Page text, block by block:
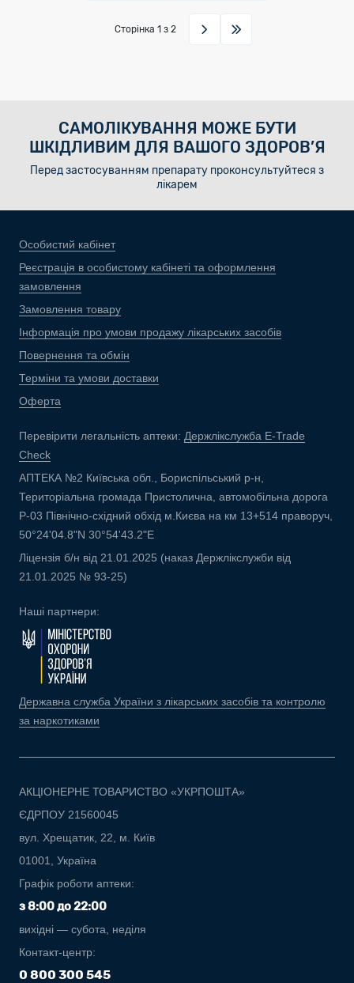
Сторінка 1 з 2
САМОЛІКУВАННЯ МОЖЕ БУТИ
ШКІДЛИВИМ ДЛЯ ВАШОГО ЗДОРОВ’Я
Перед застосуванням препарату проконсультуйтеся з
лікарем
Особистий кабінет
Реєстрація в особистому кабінеті та оформлення
замовлення
Замовлення товару
Інформація про умови продажу лікарських засобів
Повернення та обмін
Терміни та умови доставки
Оферта
Перевірити легальність аптеки: Держлікслужба E-Trade
Check
АПТЕКА №2 Київська обл., Бориспільський р-н,
Територіальна громада Пристолична, автомобільна дорога
Р-03 Північно-східний обхід м.Києва на км 13+514 праворуч,
50°24'04.8"N 30°54'43.2"E
Ліцензія б/н від 21.01.2025 (наказ Держлікслужби від
21.01.2025 № 93-25)
Наші партнери:
Державна служба України з лікарських засобів та контролю
за наркотиками
АКЦІОНЕРНЕ ТОВАРИСТВО «УКРПОШТА»
ЄДРПОУ 21560045
вул. Хрещатик, 22, м. Київ
01001, Україна
Графік роботи аптеки:
з 8:00 до 22:00
вихідні — субота, неділя
Контакт-центр:
0 800 300 545